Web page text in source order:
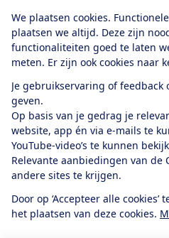
We plaatsen cookies.
plaatsen we altijd. Deze zijn
functionaliteiten goed te laten
meten. Er zijn ook cookies naar
Je gebruikservaring of feedback
geven.
Op basis van je gedrag je
website, app én via e-mails te
YouTube-video’s te kunnen
Relevante aanbiedingen van de
andere sites te krijgen.
Door op ‘Accepteer alle
het plaatsen van deze cookies.
Alles over de
app
Algemene Voorwaarden
Cookiebeleid
RSS-feedFacebook
12.901consumentenbeoordelen de